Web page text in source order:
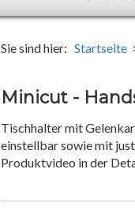
Sie sind hier:Startseite
Minicut -
Tischhalter mit
einstellbar sowie mit
Produktvideo in der